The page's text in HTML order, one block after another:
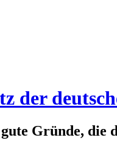
der
Gründe, die